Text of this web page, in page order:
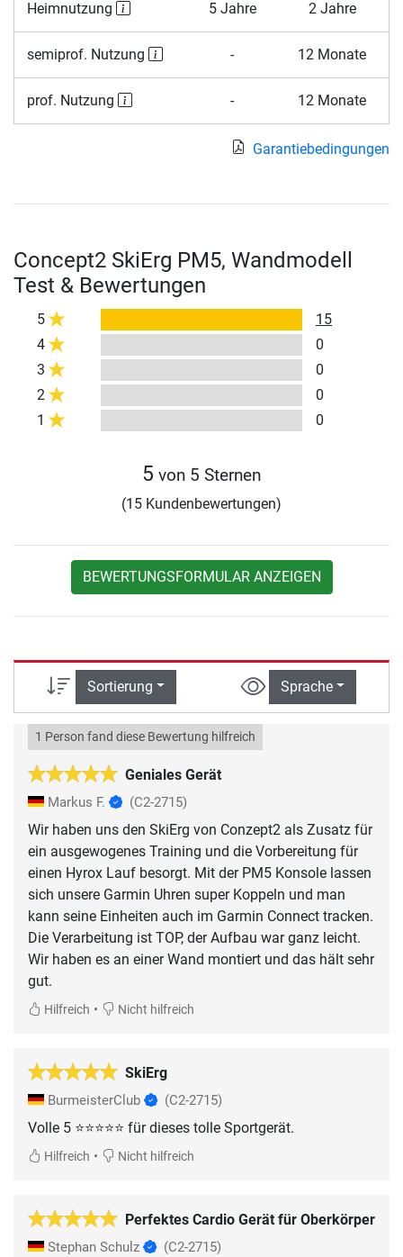
Heimnutzung 5 Jahre 2 Jahre
semiprof. Nutzung - 12 Monate
prof. Nutzung - 12 Monate
Garantiebedingungen
Concept2 SkiErg PM5, Wandmodell
Test & Bewertungen
5
15
4
0
3
0
2
0
1
0
5 von 5 Sternen
(15 Kundenbewertungen)
BEWERTUNGSFORMULAR ANZEIGEN
Sortierung Sprache
Geniales Gerät
1 Person fand diese Bewertung hilfreich
Markus F. (C2-2715)
Wir haben uns den SkiErg von Conzept2 als Zusatz für
ein ausgewogenes Training und die Vorbereitung für
einen Hyrox Lauf besorgt. Mit der PM5 Konsole lassen
sich unsere Garmin Uhren super Koppeln und man
kann seine Einheiten auch im Garmin Connect tracken.
Die Verarbeitung ist TOP, der Aufbau war ganz leicht.
Wir haben es an einer Wand montiert und das hält sehr
gut.
Hilfreich • Nicht hilfreich
SkiErg
BurmeisterClub (C2-2715)
Volle 5 ⭐️⭐️⭐️⭐️⭐️ für dieses tolle Sportgerät.
Hilfreich • Nicht hilfreich
Perfektes Cardio Gerät für Oberkörper
Stephan Schulz (C2-2715)